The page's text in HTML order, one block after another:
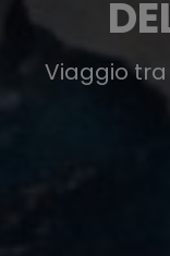
Viaggio tra